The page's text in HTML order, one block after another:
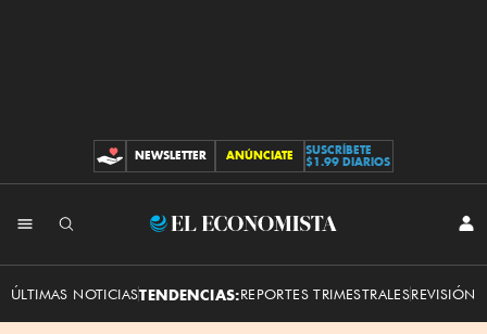
CONTRIBUCIONES
NEWSLETTER ANÚNCIATE
SUSCRÍBETE
$1.99 DIARIOS
El
ÚLTIMAS NOTICIASTENDENCIAS:REPORTES TRIMESTRALESREVISIÓN